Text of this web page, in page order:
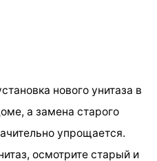
нового унитаза в
а замена старого
упрощается.
осмотрите старый и